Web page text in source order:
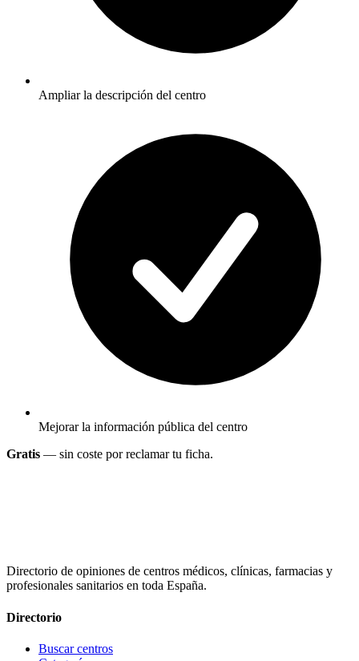
Ampliar la descripción del centro
Mejorar la información pública del centro
Gratis — sin coste por reclamar tu ficha.
Directorio de opiniones de centros médicos, clínicas, farmacias y
profesionales sanitarios en toda España.
Directorio
Buscar centros